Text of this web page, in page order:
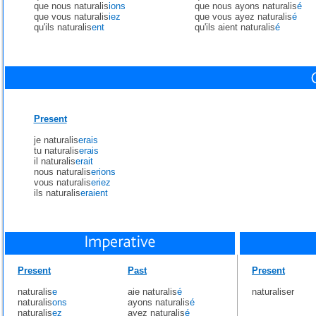
que nous naturalisions
que vous naturalisiez
qu'ils naturalisent
que nous ayons naturalisé
que vous ayez naturalisé
qu'ils aient naturalisé
Present
je naturaliserais
tu naturaliserais
il naturaliserait
nous naturaliserions
vous naturaliseriez
ils naturaliseraient
Present
naturalise
naturalisons
naturalisez
Past
aie naturalisé
ayons naturalisé
ayez naturalisé
Present
naturaliser